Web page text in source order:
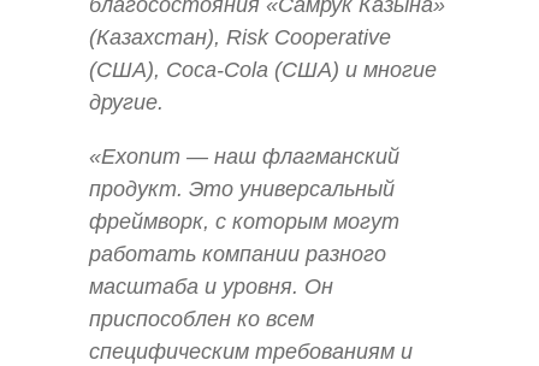
(Казахстан), Risk Cooperative
(США), Coca-Cola (США) и многие
другие.
«Exonum — наш флагманский
продукт. Это универсальный
фреймворк, с которым могут
работать компании разного
масштаба и уровня. Он
приспособлен ко всем
специфическим требованиям и